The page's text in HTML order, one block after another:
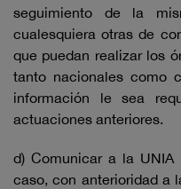
seguimiento de la
cualesquiera otras de
que puedan realizar los
tanto nacionales como
información le sea
actuaciones anteriores.
d) Comunicar a la
caso, con anterioridad a